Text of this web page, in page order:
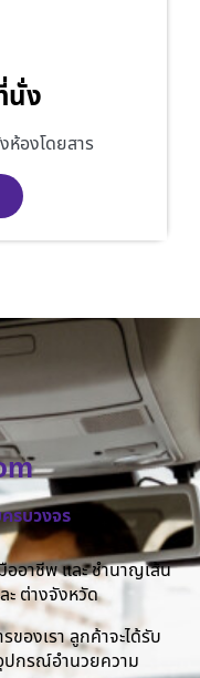
นั่ง
ห้องโดยสาร
รบวงจร
ออาชีพ และ ชำนาญเส้น
ต่างจังหวัด
ของเรา ลูกค้าจะได้รับ
ปกรณ์อำนวยความ